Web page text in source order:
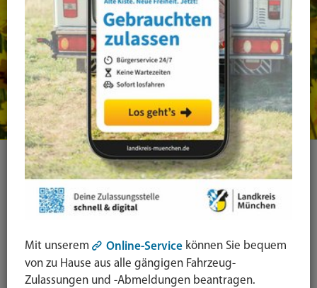
Ihre Suche
Lupe:
Suche in leichter Sprache
Mit unserem Online-Service können Sie bequem
von zu Hause aus alle gängigen Fahrzeug-
Zulassungen und -Abmeldungen beantragen.